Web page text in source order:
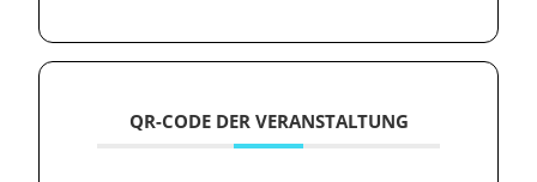
QR-CODE DER VERANSTALTUNG